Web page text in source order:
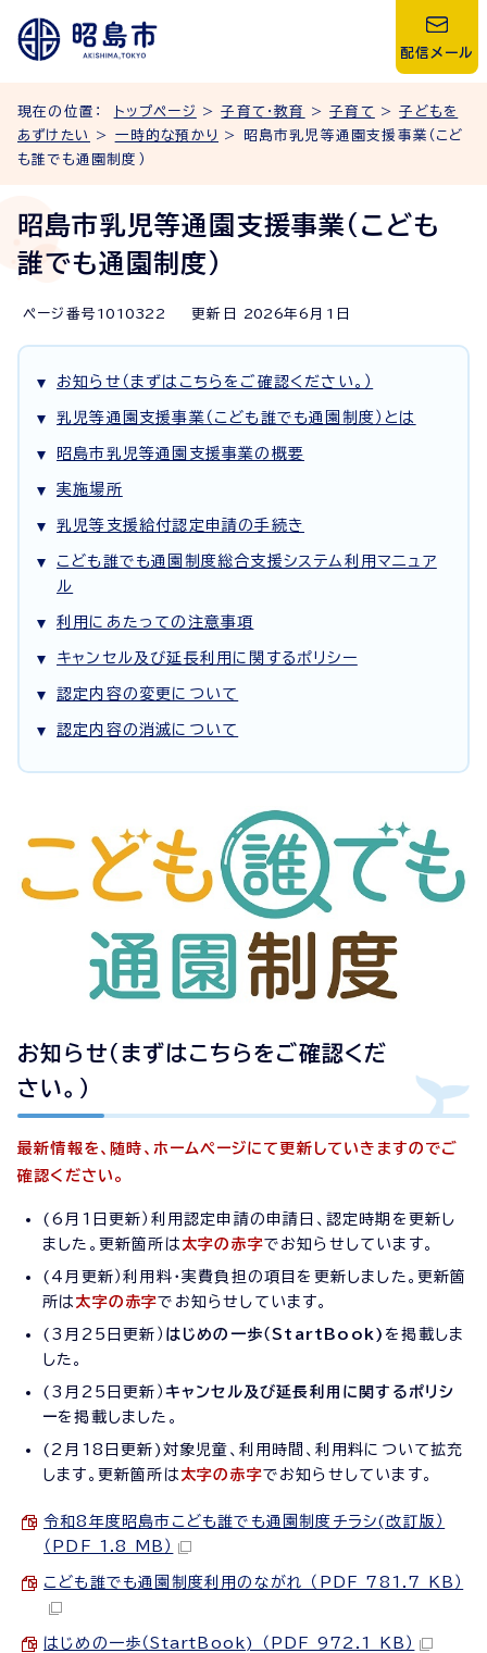
配信メール
現在の位置： トップページ >子育て・教育 >子育て >子どもを
あずけたい
> 一時的な預かり
> 昭島市乳児等通園支援事業（こど
も誰でも通園制度）
昭島市乳児等通園支援事業（こども
誰でも通園制度）
ページ番号 1010322 更新日 2026年6月1日
お知らせ（まずはこちらをご確認ください。）
乳児等通園支援事業（こども誰でも通園制度）とは
昭島市乳児等通園支援事業の概要
実施場所
乳児等支援給付認定申請の手続き
こども誰でも通園制度総合支援システム利用マニュア
ル
利用にあたっての注意事項
キャンセル及び延長利用に関するポリシー
認定内容の変更について
認定内容の消滅について
お知らせ（まずはこちらをご確認くだ
さい。）
最新情報を、随時、ホームページにて更新していきますのでご
確認ください。
(6月1日更新）利用認定申請の申請日、認定時期を更新し
ました。更新箇所は 太字の赤字でお知らせしています。
(4月更新）利用料・実費負担の項目を更新しました。更新箇
所は 太字の赤字でお知らせしています。
(3月25日更新） はじめの一歩（StartBook) を掲載しま
した。
(3月25日更新） キャンセル及び延長利用に関するポリシ
ーを掲載しました。
(2月18日更新)対象児童、利用時間、利用料について拡充
します。更新箇所は 太字の赤字でお知らせしています。
令和8年度昭島市こども誰でも通園制度チラシ(改訂版）
（PDF 1.8 MB）
こども誰でも通園制度利用のながれ （PDF 781.7 KB）
はじめの一歩（StartBook) （PDF 972.1 KB）